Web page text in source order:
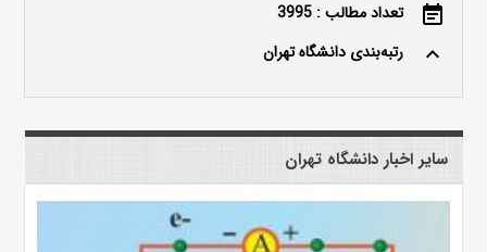
event_note تعداد مطالب : 3995
keyboard_arrow_up رتبه‌بندی دانشگاه تهران
سایر اخبار دانشگاه تهران